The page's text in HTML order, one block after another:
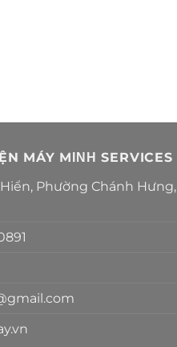
MÁY MΙΝΗ SERVICES
Phường Chánh Hưng,